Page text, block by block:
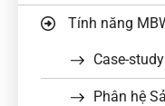
Tính năng
Case-study
Phân hệ